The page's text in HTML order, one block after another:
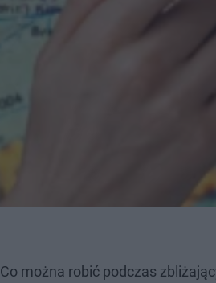
Co można robić podczas